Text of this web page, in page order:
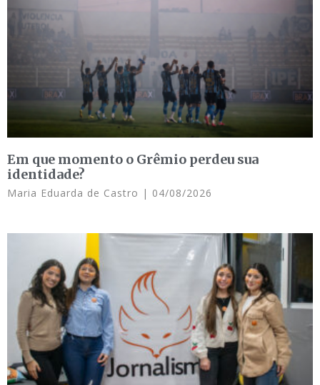
Em que momento o Grêmio perdeu sua
identidade?
Maria Eduarda de Castro 04/08/2026